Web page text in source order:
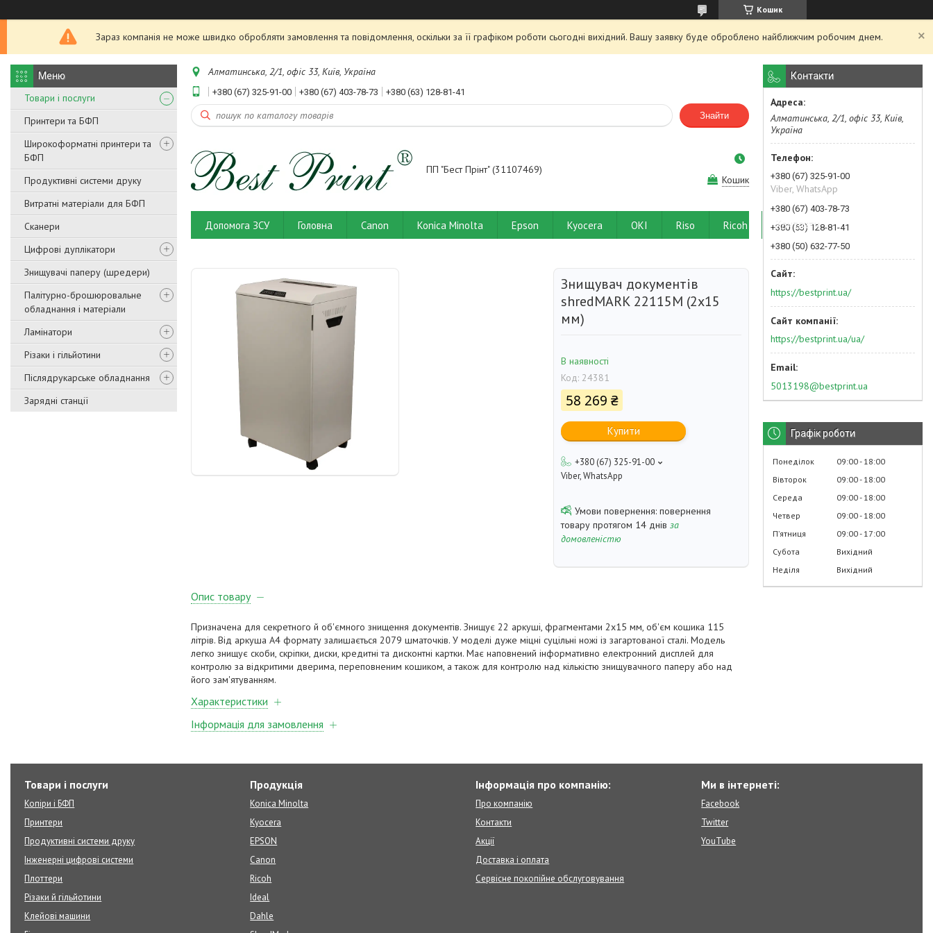
Кошик
Зараз компанія не може швидко обробляти замовлення та повідомлення, оскільки за її графіком роботи сьогодні вихідний. Вашу заявку буде оброблено найближчим робочим днем.
Товари і послуги
Принтери та БФП
Широкоформатні принтери та
БФП
Продуктивні системи друку
Витратні матеріали для БФП
Сканери
Цифрові дуплікатори
Знищувачі паперу (шредери)
Палітурно-брошюровальне
обладнання і матеріали
Ламінатори
Різаки і гільйотини
Післядрукарське обладнання
Зарядні станції
Алматинська, 2/1, офіс 33, Київ, Україна
+380 (67) 325-91-00 +380 (67) 403-78-73 +380 (63) 128-81-41
Знайти
ПП "Бест Прінт" (31107469)
Кошик
Допомога ЗСУ Головна Canon Konica Minolta Epson Kyocera OKI Riso Ricoh Контакти
Знищувач документів
shredMARK 22115M (2x15
мм)
В наявності
Код: 24381
58 269 ₴
Купити
+380 (67) 325-91-00
Viber, WhatsApp
повернення
товару протягом 14 днів за
домовленістю
Опис товару
Призначена для секретного й об'ємного знищення документів. Знищує 22 аркуші, фрагментами 2х15 мм, об'єм кошика 115
літрів. Від аркуша А4 формату залишається 2079 шматочків. У моделі дуже міцні суцільні ножі із загартованої сталі. Модель
легко знищує скоби, скріпки, диски, кредитні та дисконтні картки. Має наповнений інформативно електронний дисплей для
контролю за відкритими дверима, переповненим кошиком, а також для контролю над кількістю знищувачного паперу або над
його зам'ятуванням.
Характеристики
Інформація для замовлення
Контакти
Алматинська, 2/1, офіс 33, Київ,
Україна
+380 (67) 325-91-00
Viber, WhatsApp
+380 (67) 403-78-73
+380 (63) 128-81-41
+380 (50) 632-77-50
https://bestprint.ua/
https://bestprint.ua/ua/
5013198@bestprint.ua
Графік роботи
Понеділок 09:00 18:00
Вівторок
09:00 18:00
Середа
09:00 18:00
Четвер
09:00 18:00
Пʼятниця
09:00 17:00
Субота
Вихідний
Неділя
Вихідний
Товари і послуги
Копіри і БФП
Принтери
Продуктивні системи друку
Інженерні цифрові системи
Плоттери
Різаки й гільйотини
Клейові машини
Продукція
Konica Minolta
Kyocera
EPSON
Canon
Ricoh
Ideal
Dahle
Інформація про компанію:
Про компанію
Контакти
Акції
Доставка і оплата
Сервісне покопійне обслуговування
Ми в інтернеті:
Facebook
Twitter
YouTube